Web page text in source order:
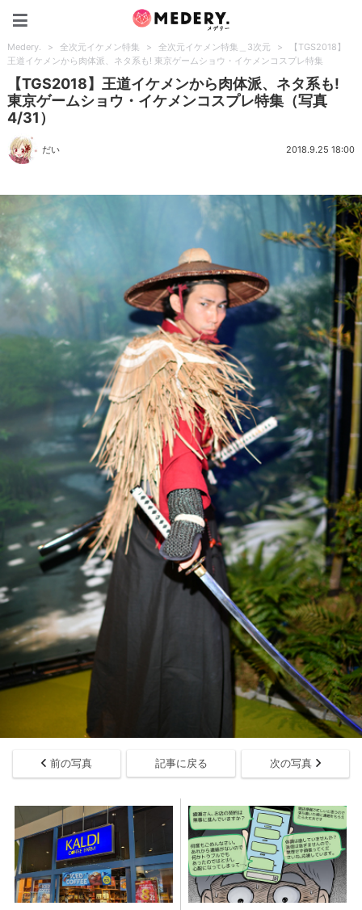
Medery. > 全次元イケメン特集 > 全次元イケメン特集＿3次元 >
【TGS2018】
王道イケメンから肉体派、ネタ系も! 東京ゲームショウ・イケメンコスプレ特集
【TGS2018】王道イケメンから肉体派、ネタ系も!
東京ゲームショウ・イケメンコスプレ特集（写真
4/31）
だい 2018.9.25 18:00
前の写真 記事に戻る 次の写真